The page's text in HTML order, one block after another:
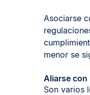
Asociarse
menor se
Aliarse con
Son varios